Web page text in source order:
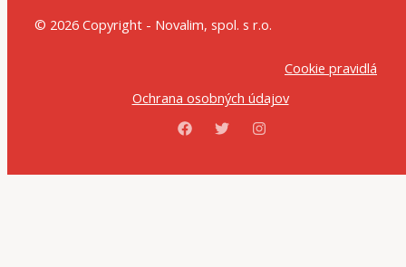
© 2026 Copyright - Novalim, spol. s r.o.
Cookie pravidlá
Ochrana osobných údajov